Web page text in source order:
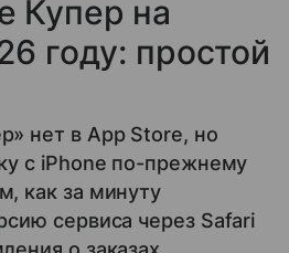
Купер на
году: простой
нет в App Store, но
с iPhone по-прежнему
как за минуту
сервиса через Safari